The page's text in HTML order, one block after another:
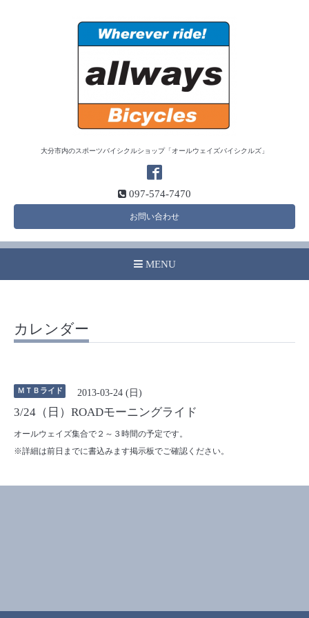
大分市内のスポーツバイシクルショップ「オールウェイズバイシクルズ」
097-574-7470
お問い合わせ
MENU
カレンダー
ＭＴＢライド 2013-03-24 (日)
3/24（日）ROADモーニングライド
オールウェイズ集合で２～３時間の予定です。
※詳細は前日までに書込みます掲示板でご確認ください。